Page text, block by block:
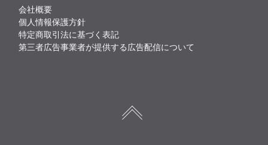
会社概要
個人情報保護方針
特定商取引法に基づく表記
第三者広告事業者が提供する広告配信について